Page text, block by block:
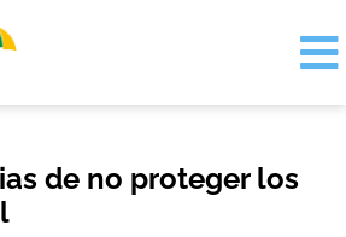
de no proteger los